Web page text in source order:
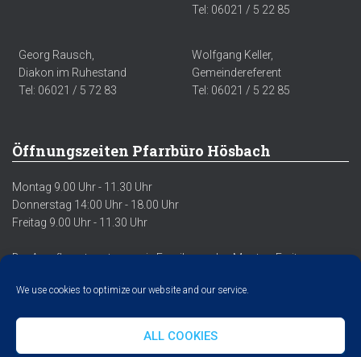
We use cookies to optimize our website and our service.
ALL COOKIES
Tel: 06021 / 5 22 85
Georg Rausch,
Diakon im Ruhestand
Tel: 06021 / 5 72 83
Wolfgang Keller,
Gemeindereferent
Tel: 06021 / 5 22 85
Öffnungszeiten Pfarrbüro Hösbach
Montag 9.00 Uhr - 11.30 Uhr
Donnerstag 14:00 Uhr - 18.00 Uhr
Freitag 9.00 Uhr - 11.30 Uhr
Der Anrufbeantworter sowie Emails werden Montag-Freitag
DATENSCHUTZERKLÄRUNG IMPRESSUM COOKIE POLICY